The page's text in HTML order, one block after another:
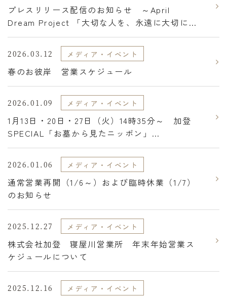
プレスリリース配信のお知らせ ～April
Dream Project 「大切な人を、永遠に大切にで
きる世界」を実現し、カタチだけにとらわれな
い「供養」を日本中に広めます。～
2026.03.12 メディア・イベント
春のお彼岸 営業スケジュール
2026.01.09 メディア・イベント
1月13日・20日・27日（火）14時35分～ 加登
SPECIAL「お墓から見たニッポン」
SEASON11 放送開始のお知らせ。
2026.01.06 メディア・イベント
通常営業再開（1/6～）および臨時休業（1/7）
のお知らせ
2025.12.27 メディア・イベント
株式会社加登 寝屋川営業所 年末年始営業ス
ケジュールについて
2025.12.16 メディア・イベント